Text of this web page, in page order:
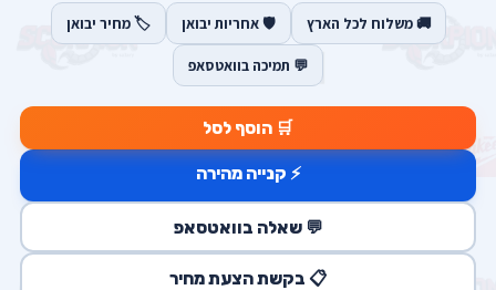
🚚 משלוח לכל הארץ 🛡️ אחריות יבואן 🏷️ מחיר יבואן
💬 תמיכה בוואטסאפ
🛒 הוסף לסל
⚡ קנייה מהירה
💬 שאלה בוואטסאפ
📋 בקשת הצעת מחיר